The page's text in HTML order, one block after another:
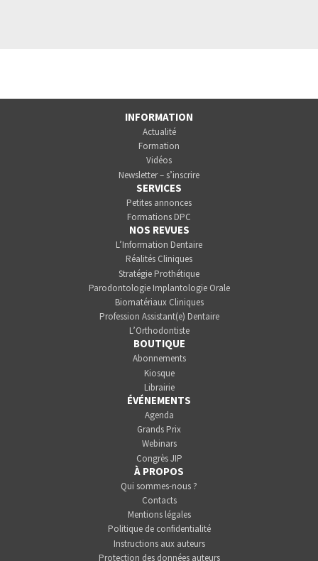
INFORMATION
Actualité
Formation
Vidéos
Newsletter – s’inscrire
SERVICES
Petites annonces
Formations DPC
NOS REVUES
L’Information Dentaire
Réalités Cliniques
Stratégie Prothétique
Parodontologie Implantologie Orale
Biomatériaux Cliniques
Profession Assistant(e) Dentaire
L’Orthodontiste
BOUTIQUE
Abonnements
Kiosque
Librairie
ÉVÉNEMENTS
Agenda
Grands Prix
Webinars
Congrès JIP
À PROPOS
Qui sommes-nous ?
Contacts
Mentions légales
Politique de confidentialité
Instructions aux auteurs
Protection des données auteurs